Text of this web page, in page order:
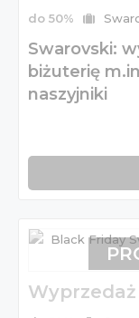
do 50%
Swarovski:
biżuterię
naszyjniki
Wyprzedaż